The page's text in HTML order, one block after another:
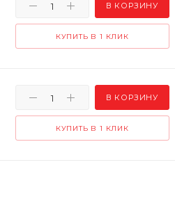
В КОРЗИНУ
КУПИТЬ В 1 КЛИК
В КОРЗИНУ
КУПИТЬ В 1 КЛИК